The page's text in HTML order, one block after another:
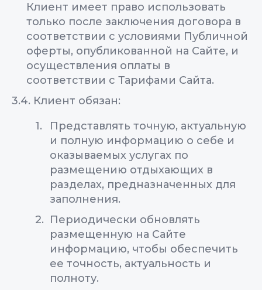
Клиент имеет право использовать
только после заключения договора в
соответствии с условиями Публичной
оферты, опубликованной на Сайте, и
осуществления оплаты в
соответствии с Тарифами Сайта.
3.4. Клиент обязан:
Представлять точную, актуальную
и полную информацию о себе и
оказываемых услугах по
размещению отдыхающих в
разделах, предназначенных для
заполнения.
Периодически обновлять
размещенную на Сайте
информацию, чтобы обеспечить
ее точность, актуальность и
полноту.